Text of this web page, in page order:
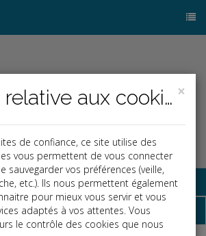
×
Politique relative aux cookies
de confiance, ce site utilise des
vous permettent de vous connecter
sauvegarder vos préférences (veille,
etc.). Ils nous permettent également
pour mieux vous servir et vous
adaptés à vos attentes. Vous
le contrôle des cookies que nous